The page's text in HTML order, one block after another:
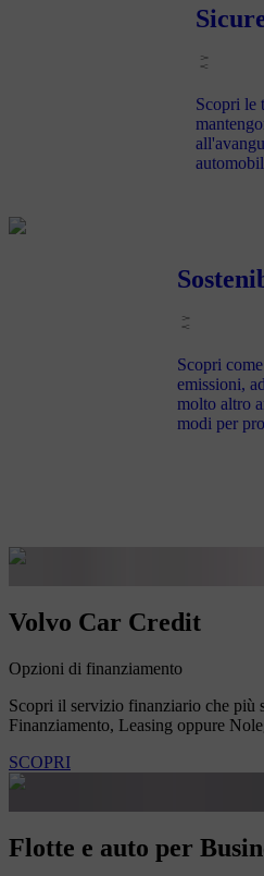
Scopri le
Scopri
emissioni,
molto altro
modi per
Volvo Car Credit
Opzioni di finanziamento
Scopri il servizio finanziario che più
Finanziamento, Leasing oppure
SCOPRI
Flotte e auto per